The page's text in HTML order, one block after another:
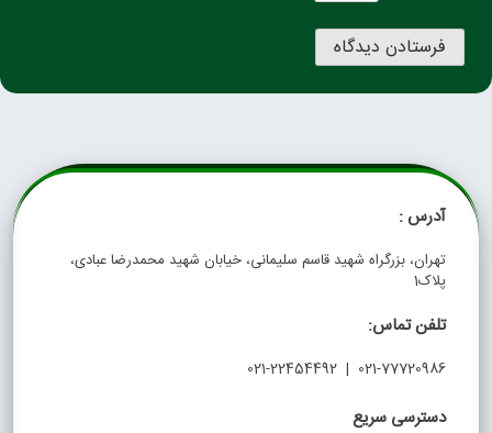
آدرس :
تهران، بزرگراه شهید قاسم سلیمانی، خیابان شهید محمدرضا عبادی،
پلاک1
تلفن تماس:
021-77720986 | 021-22454492
دسترسی سریع